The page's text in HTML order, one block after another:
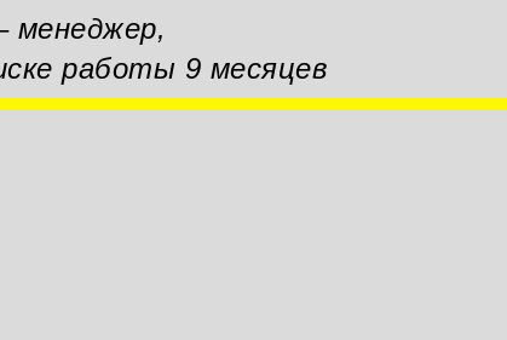
менеджер,
работы 9 месяцев